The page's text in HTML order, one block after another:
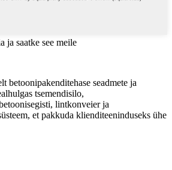
ja saatke see meile
betoonipakenditehase seadmete ja
tsemendisilo,
lintkonveier ja
et pakkuda klienditeeninduseks ühe